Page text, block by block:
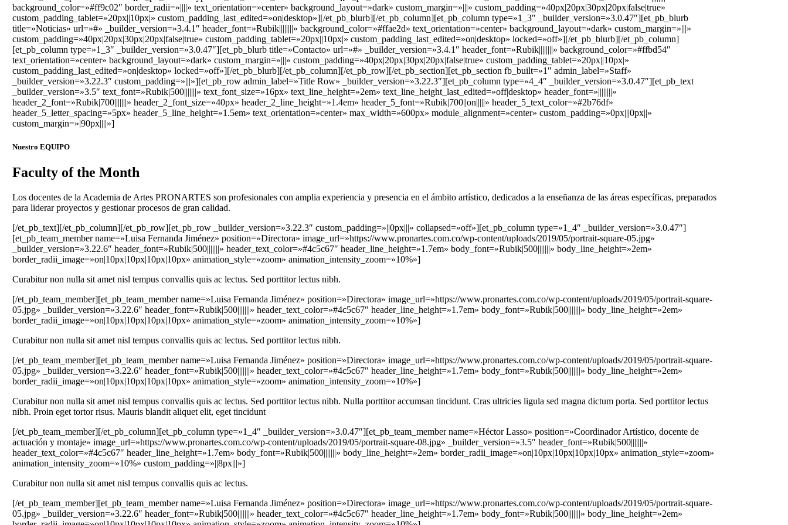
background_color=»#ff9c02″ border_radii=»||||» text_orientation=»center» background_layout=»dark» custom_margin=»|||» custom_padding=»40px|20px|30px|20px|false|true»
custom_padding_tablet=»20px||10px|» custom_padding_last_edited=»on|desktop»][/et_pb_blurb][/et_pb_column][et_pb_column type=»1_3″ _builder_version=»3.0.47″][et_pb_blurb
title=»Noticias» url=»#» _builder_version=»3.4.1″ header_font=»Rubik||||||||» background_color=»#ffae2d» text_orientation=»center» background_layout=»dark» custom_margin=»|||»
custom_padding=»40px|20px|30px|20px|false|true» custom_padding_tablet=»20px||10px|» custom_padding_last_edited=»on|desktop» locked=»off»][/et_pb_blurb][/et_pb_column]
[et_pb_column type=»1_3″ _builder_version=»3.0.47″][et_pb_blurb title=»Contacto» url=»#» _builder_version=»3.4.1″ header_font=»Rubik||||||||» background_color=»#ffbd54″
text_orientation=»center» background_layout=»dark» custom_margin=»|||» custom_padding=»40px|20px|30px|20px|false|true» custom_padding_tablet=»20px||10px|»
custom_padding_last_edited=»on|desktop» locked=»off»][/et_pb_blurb][/et_pb_column][/et_pb_row][/et_pb_section][et_pb_section fb_built=»1″ admin_label=»Staff»
_builder_version=»3.22.3″ custom_padding=»|||»][et_pb_row admin_label=»Title Row» _builder_version=»3.22.3″][et_pb_column type=»4_4″ _builder_version=»3.0.47″][et_pb_text
_builder_version=»3.5″ text_font=»Rubik|500|||||||» text_font_size=»16px» text_line_height=»2em» text_line_height_last_edited=»off|desktop» header_font=»||||||||»
header_2_font=»Rubik|700|||||||» header_2_font_size=»40px» header_2_line_height=»1.4em» header_5_font=»Rubik|700||on|||||» header_5_text_color=»#2b76df»
header_5_letter_spacing=»5px» header_5_line_height=»1.5em» text_orientation=»center» max_width=»600px» module_alignment=»center» custom_padding=»0px|||0px||»
custom_margin=»|90px||||»]
Nuestro EQUIPO
Faculty of the Month
Los docentes de la Academia de Artes PRONARTES son profesionales con amplia experiencia y presencia en el ámbito artístico, dedicados a la enseñanza de las áreas específicas, preparados
para liderar proyectos y gestionar procesos de gran calidad.
[/et_pb_text][/et_pb_column][/et_pb_row][et_pb_row _builder_version=»3.22.3″ custom_padding=»||0px|||» collapsed=»off»][et_pb_column type=»1_4″ _builder_version=»3.0.47″]
[et_pb_team_member name=»Luisa Fernanda Jiménez» position=»Directora» image_url=»https://www.pronartes.com.co/wp-content/uploads/2019/05/portrait-square-05.jpg»
_builder_version=»3.22.6″ header_font=»Rubik|500|||||||» header_text_color=»#4c5c67″ header_line_height=»1.7em» body_font=»Rubik|500|||||||» body_line_height=»2em»
border_radii_image=»on|10px|10px|10px|10px» animation_style=»zoom» animation_intensity_zoom=»10%»]
Curabitur non nulla sit amet nisl tempus convallis quis ac lectus. Sed porttitor lectus nibh.
[/et_pb_team_member][et_pb_team_member name=»Luisa Fernanda Jiménez» position=»Directora» image_url=»https://www.pronartes.com.co/wp-content/uploads/2019/05/portrait-square-
05.jpg» _builder_version=»3.22.6″ header_font=»Rubik|500|||||||» header_text_color=»#4c5c67″ header_line_height=»1.7em» body_font=»Rubik|500|||||||» body_line_height=»2em»
border_radii_image=»on|10px|10px|10px|10px» animation_style=»zoom» animation_intensity_zoom=»10%»]
Curabitur non nulla sit amet nisl tempus convallis quis ac lectus. Sed porttitor lectus nibh.
[/et_pb_team_member][et_pb_team_member name=»Luisa Fernanda Jiménez» position=»Directora» image_url=»https://www.pronartes.com.co/wp-content/uploads/2019/05/portrait-square-
05.jpg» _builder_version=»3.22.6″ header_font=»Rubik|500|||||||» header_text_color=»#4c5c67″ header_line_height=»1.7em» body_font=»Rubik|500|||||||» body_line_height=»2em»
border_radii_image=»on|10px|10px|10px|10px» animation_style=»zoom» animation_intensity_zoom=»10%»]
Curabitur non nulla sit amet nisl tempus convallis quis ac lectus. Sed porttitor lectus nibh. Nulla porttitor accumsan tincidunt. Cras ultricies ligula sed magna dictum porta. Sed porttitor lectus
nibh. Proin eget tortor risus. Mauris blandit aliquet elit, eget tincidunt
[/et_pb_team_member][/et_pb_column][et_pb_column type=»1_4″ _builder_version=»3.0.47″][et_pb_team_member name=»Héctor Lasso» position=»Coordinador Artístico, docente de
actuación y montaje» image_url=»https://www.pronartes.com.co/wp-content/uploads/2019/05/portrait-square-08.jpg» _builder_version=»3.5″ header_font=»Rubik|500|||||||»
header_text_color=»#4c5c67″ header_line_height=»1.7em» body_font=»Rubik|500|||||||» body_line_height=»2em» border_radii_image=»on|10px|10px|10px|10px» animation_style=»zoom»
animation_intensity_zoom=»10%» custom_padding=»||8px|||»]
Curabitur non nulla sit amet nisl tempus convallis quis ac lectus.
[/et_pb_team_member][et_pb_team_member name=»Luisa Fernanda Jiménez» position=»Directora» image_url=»https://www.pronartes.com.co/wp-content/uploads/2019/05/portrait-square-
05.jpg» _builder_version=»3.22.6″ header_font=»Rubik|500|||||||» header_text_color=»#4c5c67″ header_line_height=»1.7em» body_font=»Rubik|500|||||||» body_line_height=»2em»